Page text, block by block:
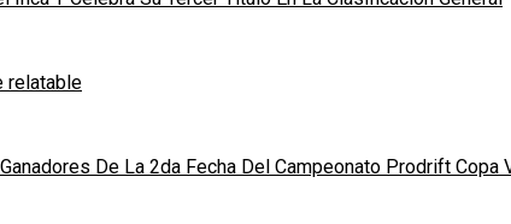
relatable
De La 2da Fecha Del Campeonato Prodrift Copa